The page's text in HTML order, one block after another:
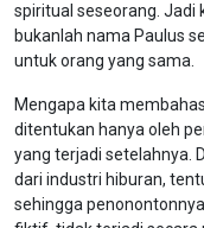
spiritual seseorang. Jadi
bukanlah nama Paulus
untuk orang yang sama.
Mengapa kita
ditentukan hanya oleh
yang terjadi setelahnya.
dari industri hiburan,
sehingga